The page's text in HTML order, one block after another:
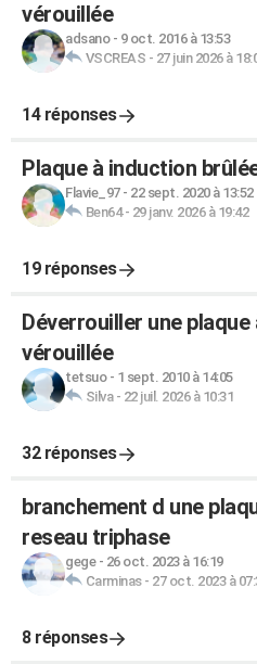
vérouillée
adsano- 9 oct. 2016 à 13:53
VSCREAS - 27 juin 2026 à
14 réponses
Plaque à induction
Flavie_97- 22 sept. 2020 à 13:52
Ben64- 29 janv. 2026 à 19:42
19 réponses
Déverrouiller une
vérouillée
tetsuo- 1 sept. 2010 à 14:05
Silva- 22 juil. 2026 à 10:31
32 réponses
branchement d une
reseau triphase
gege- 26 oct. 2023 à 16:19
Carminas- 27 oct. 2023 à
8 réponses